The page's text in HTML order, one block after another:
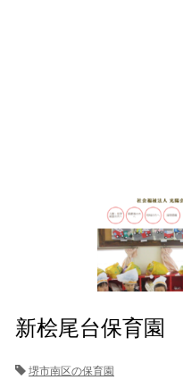
新桧尾台保育園
堺市南区の保育園